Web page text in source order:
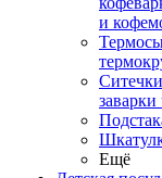
и
заварки
Ещё